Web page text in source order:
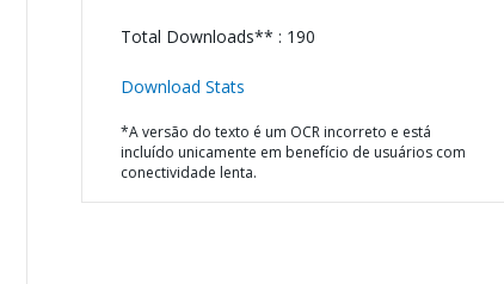
Total Downloads** : 190
Download Stats
*A versão do texto é um OCR incorreto e está
incluído unicamente em benefício de usuários com
conectividade lenta.